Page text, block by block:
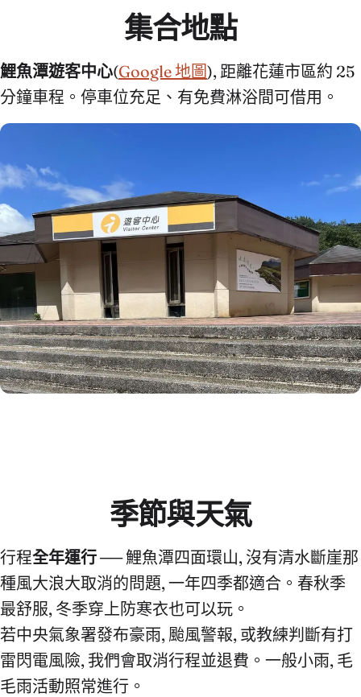
集合地點
鯉魚潭遊客中心(Google 地圖), 距離花蓮市區約 25
分鐘車程。停車位充足、有免費淋浴間可借用。
季節與天氣
行程全年運行── 鯉魚潭四面環山, 沒有清水斷崖那
種風大浪大取消的問題, 一年四季都適合。春秋季
最舒服, 冬季穿上防寒衣也可以玩。
若中央氣象署發布豪雨, 颱風警報, 或教練判斷有打
雷閃電風險, 我們會取消行程並退費。一般小雨, 毛
毛雨活動照常進行。